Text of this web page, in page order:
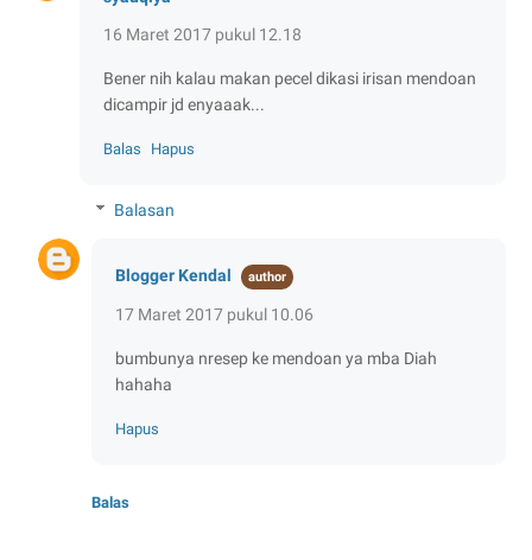
16 Maret 2017 pukul 12.18
Bener nih kalau makan pecel dikasi irisan mendoan
dicampir jd enyaaak...
Balas Hapus
Balasan
Blogger Kendal
17 Maret 2017 pukul 10.06
bumbunya nresep ke mendoan ya mba Diah
hahaha
Hapus
Balas